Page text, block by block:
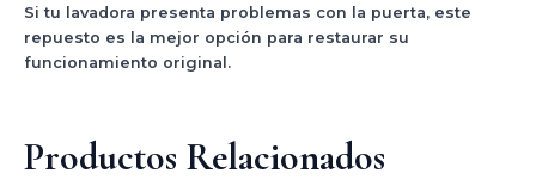
Si tu lavadora presenta problemas con la puerta, este
repuesto es la mejor opción para restaurar su
funcionamiento original.
Productos Relacionados